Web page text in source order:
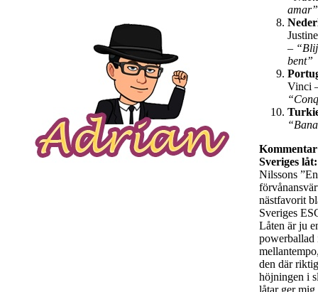
amar”
–
bent”
Vinci
Sveriges låt:
Nilssons
nästfavorit
Sveriges
Låten är ju
powerballad
den där
höjningen i
låtar ger mig